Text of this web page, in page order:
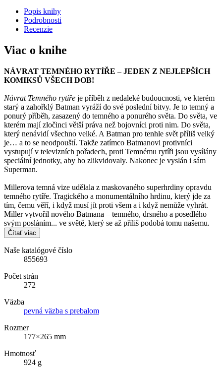
Popis knihy
Podrobnosti
Recenzie
Viac o knihe
NÁVRAT TEMNÉHO RYTÍŘE – JEDEN Z NEJLEPŠÍCH
KOMIKSŮ VŠECH DOB!
Návrat Temného rytíře je příběh z nedaleké budoucnosti, ve kterém
starý a zahořklý Batman vyráží do své poslední bitvy. Je to temný a
ponurý příběh, zasazený do temného a ponurého světa. Do světa, ve
kterém mají zločinci větší práva než bojovníci proti nim. Do světa,
který nenávidí všechno velké. A Batman pro tenhle svět příliš velký
je… a to se neodpouští. Takže zatímco Batmanovi protivníci
vystupují v televizních pořadech, proti Temnému rytíři jsou vysílány
speciální jednotky, aby ho zlikvidovaly. Nakonec je vyslán i sám
Superman.
Millerova temná vize udělala z maskovaného superhrdiny opravdu
temného rytíře. Tragického a monumentálního hrdinu, který jde za
tím, čemu věří, i když musí jít proti všem a i když nemůže vyhrát.
Miller vytvořil nového Batmana – temného, drsného a posedlého
svým posláním... ve světě, který se až příliš podobá tomu našemu.
Čítať viac
Naše katalógové číslo
855693
Počet strán
272
Väzba
pevná väzba s prebalom
Rozmer
177×265 mm
Hmotnosť
924 g